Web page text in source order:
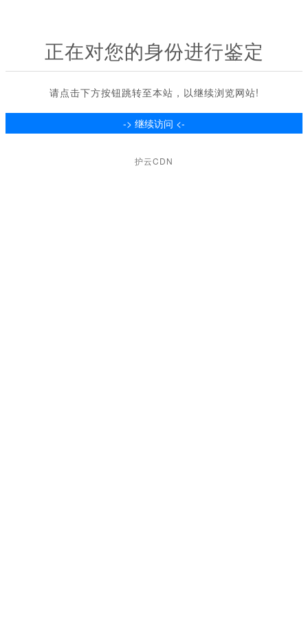
正在对您的身份进行鉴定
请点击下方按钮跳转至本站，以继续浏览网站!
护云CDN